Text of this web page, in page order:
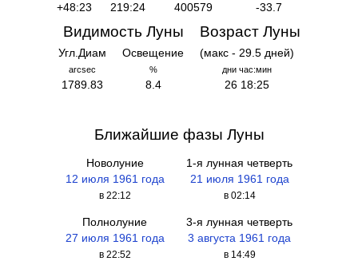
+48:23 219:24 400579 -33.7
Видимость Луны
Угл.Диам
arcsec
1789.83
Освещение
%
8.4
Возраст Луны
(макс - 29.5 дней)
дни час:мин
26 18:25
Ближайшие фазы Луны
Новолуние
12 июля 1961 года
в 22:12
1-я лунная четверть
21 июля 1961 года
в 02:14
Полнолуние
27 июля 1961 года
в 22:52
3-я лунная четверть
3 августа 1961 года
в 14:49